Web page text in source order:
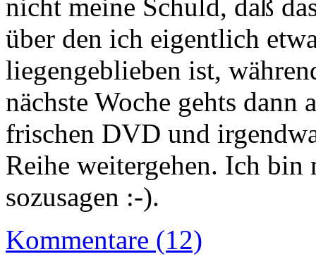
nicht meine Schuld, daß
über den ich eigentlich
liegengeblieben ist,
nächste Woche gehts
frischen DVD und
Reihe weitergehen. Ich
sozusagen :-).
Kommentare (12)